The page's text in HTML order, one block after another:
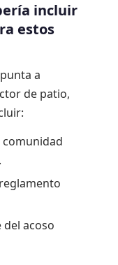
incluir
estos
a
de patio,
comunidad
del acoso